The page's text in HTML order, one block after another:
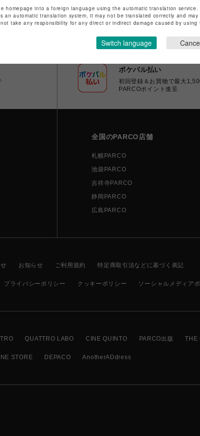
ポケパル払い
初回登録＆お買物で最大
PARCOポイント進呈
全国のPARCO店舗
札幌PARCO
池袋PARCO
吉祥寺PARCO
静岡PARCO
広島PARCO
お知らせ ご利用規約 特定商取引法などに基づく表記
プライバシーポリシー クッキーポリシー ソーシャルメディア
QUATTRO LABO CINE QUINTO PARCO出版 THE
STORE DEPACO AnotherADdress
homepage into a foreign language using the automatic translation service.
an automatic translation system, it may not be translated correctly and
take any responsibility for any direct or indirect damage caused by
Switch language